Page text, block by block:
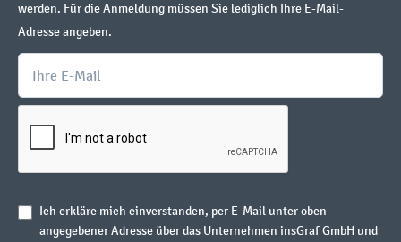
werden. Für die Anmeldung müssen Sie lediglich Ihre E-Mail-
Adresse angeben.
Ich erkläre mich einverstanden, per E-Mail unter oben
angegebener Adresse über das Unternehmen insGraf GmbH und